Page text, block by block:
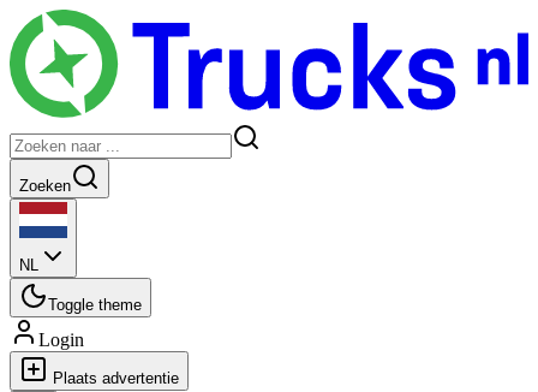
Zoeken
NL
Toggle theme
Login
Plaats advertentie